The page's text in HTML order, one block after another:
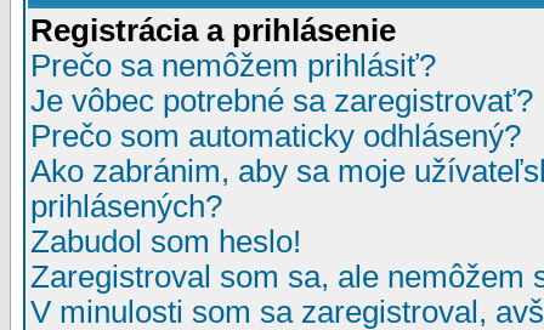
Registrácia a prihlásenie
Prečo sa nemôžem prihlásiť?
Je vôbec potrebné sa zaregistrovať?
Prečo som automaticky odhlásený?
Ako zabránim, aby sa moje
prihlásených?
Zabudol som heslo!
Zaregistroval som sa, ale nemôžem
V minulosti som sa zaregistroval,